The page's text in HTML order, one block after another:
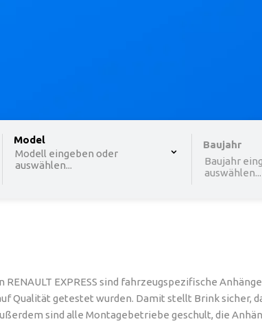
option , selected. Select is focused ,type to refine
Model
Modell eingeben oder
auswählen...
Baujahr
Baujahr
auswählen...
EXPRESS sind fahrzeugspezifische
Qualität getestet wurden. Damit stellt Brink sicher,
sind alle Montagebetriebe geschult, die